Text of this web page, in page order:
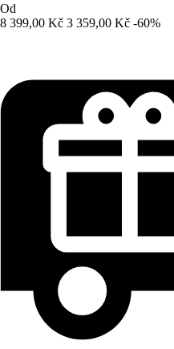
Od
8 399,00 Kč 3 359,00 Kč -60%